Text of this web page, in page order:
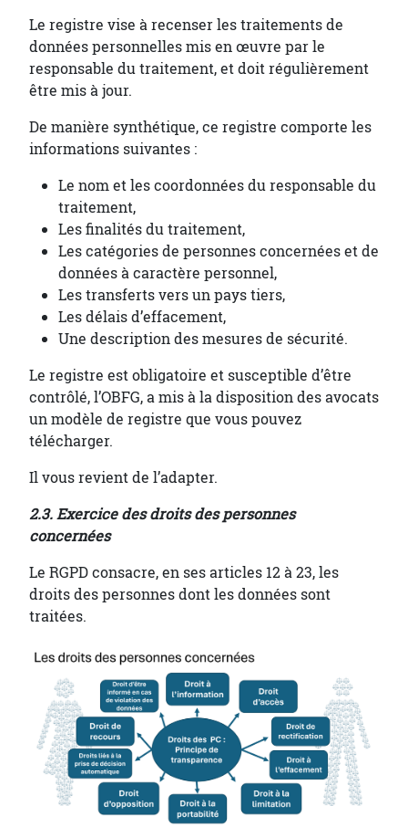
Le registre vise à recenser les traitements de
données personnelles mis en œuvre par le
responsable du traitement, et doit régulièrement
être mis à jour.
De manière synthétique, ce registre comporte les
informations suivantes :
Le nom et les coordonnées du responsable du
traitement,
Les finalités du traitement,
Les catégories de personnes concernées et de
données à caractère personnel,
Les transferts vers un pays tiers,
Les délais d’effacement,
Une description des mesures de sécurité.
Le registre est obligatoire et susceptible d’être
contrôlé, l’OBFG, a mis à la disposition des avocats
un modèle de registre que vous pouvez
télécharger.
Il vous revient de l’adapter.
2.3. Exercice des droits des personnes
concernées
Le RGPD consacre, en ses articles 12 à 23, les
droits des personnes dont les données sont
traitées.